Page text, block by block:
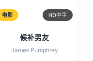
电影 HD中字
候补男友
James Pumphrey